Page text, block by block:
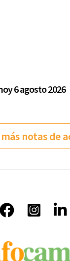
6 agosto 2026
notas de